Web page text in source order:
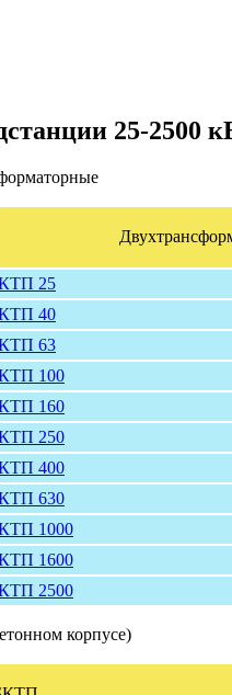
25-2500
25
40
63
100
160
250
400
630
1000
1600
2500
корпусе)